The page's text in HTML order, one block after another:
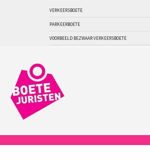
VERKEERSBOETE
PARKEERBOETE
VOORBEELD BEZWAAR VERKEERSBOETE